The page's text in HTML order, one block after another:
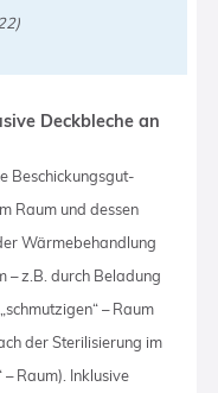
Deckbleche an
Beschickungsgut-
Raum und dessen
Wärmebehandlung
– z.B. durch Beladung
– Raum
der Sterilisierung im
– Raum). Inklusive